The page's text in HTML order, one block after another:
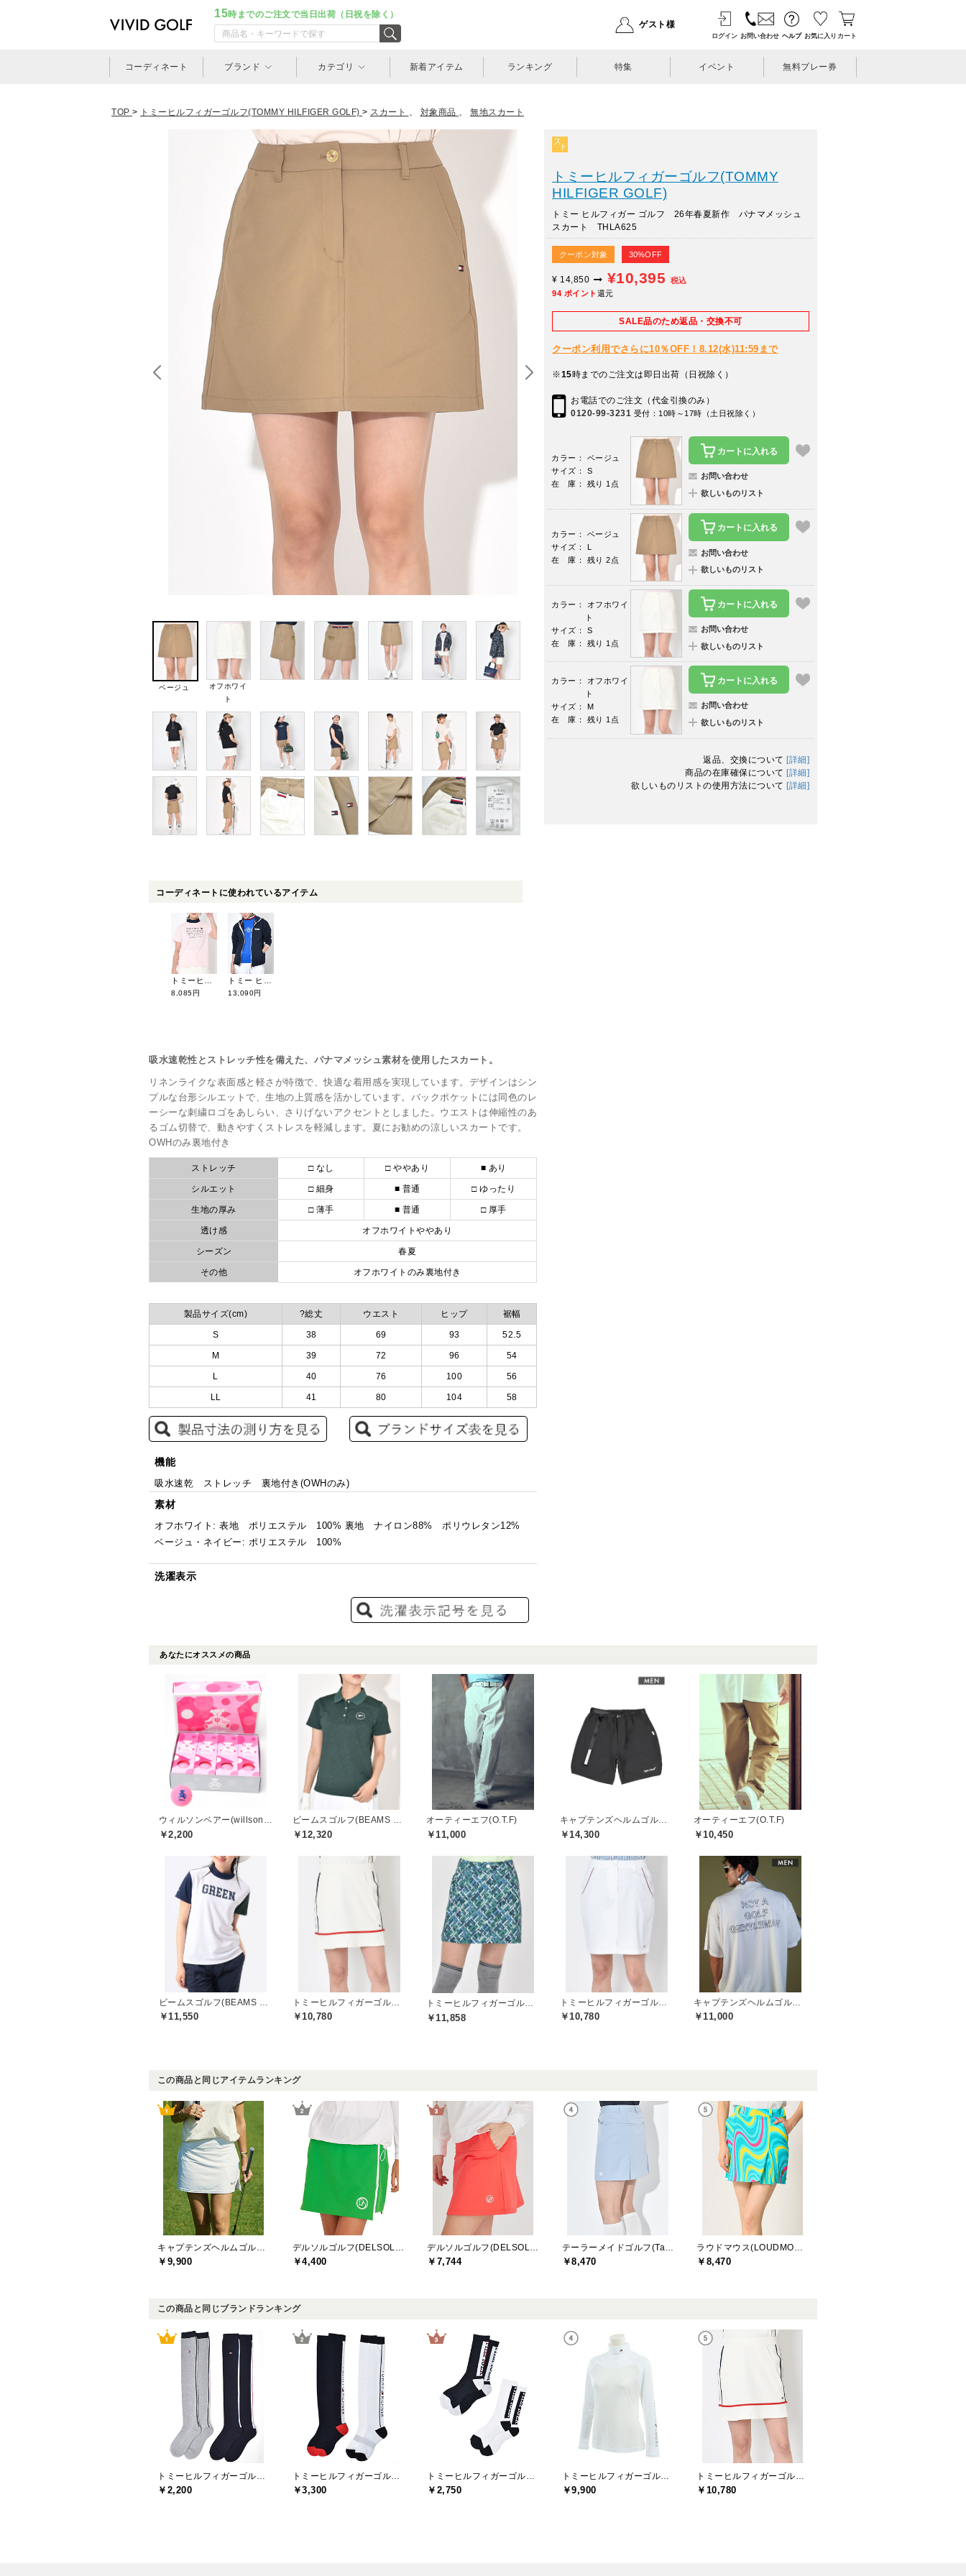
15時までのご注文で当日出荷（日祝を除く）
ゲスト様
ログイン お問い合わせ ヘルプ お気に入り カート
コーディネート ブランド カテゴリ 新着アイテム ランキング 特集 イベント 無料プレー券
TOP > トミーヒルフィガーゴルフ(TOMMY HILFIGER GOLF) > スカート 、 対象商品 、 無地スカート
ベージュ
オフホワイ
ト
コーディネートに使われているアイテム
8,085円 13,090円
吸水速乾性とストレッチ性を備えた、パナマメッシュ素材を使用したスカート。
リネンライクな表面感と軽さが特徴で、快適な着用感を実現しています。デザインはシン
プルな台形シルエットで、生地の上質感を活かしています。バックポケットには同色のレ
ーシーな刺繍ロゴをあしらい、さりげないアクセントとしました。ウエストは伸縮性のあ
るゴム切替で、動きやすくストレスを軽減します。夏にお勧めの涼しいスカートです。
OWHのみ裏地付き
ストレッチ □ なし □ ややあり ■ あり
シルエット □ 細身 ■ 普通 □ ゆったり
生地の厚み □ 薄手 ■ 普通 □ 厚手
透け感 オフホワイトややあり
シーズン 春夏
その他 オフホワイトのみ裏地付き
製品サイズ(cm) ?総丈 ウエスト ヒップ 裾幅
S 38 69 93 52.5
M 39 72 96 54
L 40 76 100 56
LL 41 80 104 58
機能
吸水速乾 ストレッチ 裏地付き(OWHのみ)
素材
オフホワイト: 表地 ポリエステル 100% 裏地 ナイロン88% ポリウレタン12%
ベージュ・ネイビー: ポリエステル 100%
洗濯表示
トミーヒルフィガーゴルフ(TOMMY
HILFIGER GOLF)
トミー ヒルフィガー ゴルフ 26年春夏新作 パナマメッシュ
スカート THLA625
クーポン対象 30%OFF
¥ 14,850 ¥10,395
税込
94 ポイント 還元
SALE品のため返品・交換不可
クーポン利用でさらに10％OFF！8.12(水)11:59まで
※15時までのご注文は即日出荷（日祝除く）
お電話でのご注文（代金引換のみ）
0120-99-3231 受付：10時～17時（土日祝除く）
カラー： ベージュ
サイズ： S
在 庫： 残り 1点
カートに入れる
お問い合わせ
欲しいものリスト
カラー： ベージュ
サイズ： L
在 庫： 残り 2点
カートに入れる
お問い合わせ
欲しいものリスト
カラー： オフホワイ
ト
サイズ： S
在 庫： 残り 1点
カートに入れる
お問い合わせ
欲しいものリスト
カラー： オフホワイ
ト
サイズ： M
在 庫： 残り 1点
カートに入れる
お問い合わせ
欲しいものリスト
返品、交換について [詳細]
商品の在庫確保について [詳細]
欲しいものリストの使用方法について [詳細]
あなたにオススメの商品
ウィルソンベアー(willson bear)
￥2,200
ビームスゴルフ(BEAMS GOLF)
￥12,320
オーティーエフ(O.T.F)
￥11,000
キャプテンズヘルムゴルフ(Captains Helm Golf)
￥14,300
オーティーエフ(O.T.F)
￥10,450
￥11,550 ￥10,780 ￥11,858 ￥10,780 ￥11,000
この商品と同じアイテムランキング
￥9,900 ￥4,400 ￥7,744 ￥8,470 ￥8,470
この商品と同じブランドランキング
￥2,200 ￥3,300 ￥2,750 ￥9,900 ￥10,780